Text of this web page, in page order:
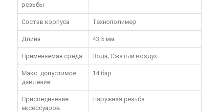
резьбы
Состав корпуса Технополимер
Длина 43,5 мм
Применяемая среда Вода; Сжатый воздух
Макс. допустимое
давление
14 бар
Присоединение
аксессуаров
Наружная резьба